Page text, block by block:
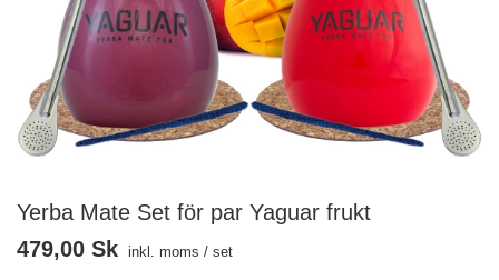
Yerba Mate Set för par Yaguar frukt
479,00 Sk inkl. moms / set